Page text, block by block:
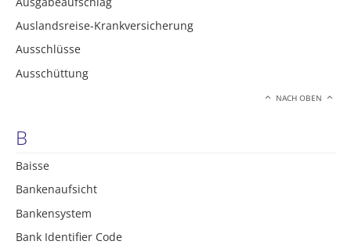
Auslandsreise-Krankversicherung
Ausschlüsse
Ausschüttung
NACH OBEN
B
Baisse
Bankenaufsicht
Bankensystem
Bank Identifier Code